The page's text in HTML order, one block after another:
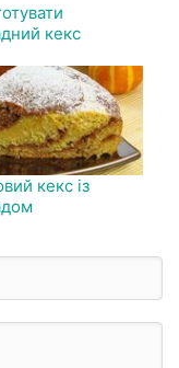
кекс
кекс із